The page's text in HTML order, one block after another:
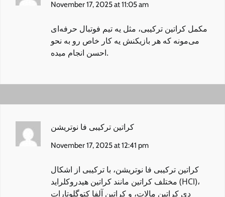
November 17, 2025 at 11:05 am
مکمل کراتین ترکیبی، مثل یه تیم فوتبال حرفه‌ای
می‌مونه که هر بازیکنش یه کار خاص رو به نحو
احسن انجام میده.
کراتین ترکیبی فا نوتریشن
November 17, 2025 at 12:41 pm
کراتین ترکیبی فا نوتریشن، با ترکیبی از اشکال
مختلف کراتین مانند کراتین هیدروکلراید (HCl)،
دی کراتین مالات، و کراتین آلفا کتوگلوتارات